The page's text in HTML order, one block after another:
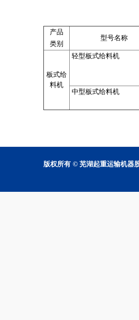
产品
类别
型号名称
板式给
料机
轻型板式给料机
中型板式给料机
版权所有 © 芜湖起重运输机